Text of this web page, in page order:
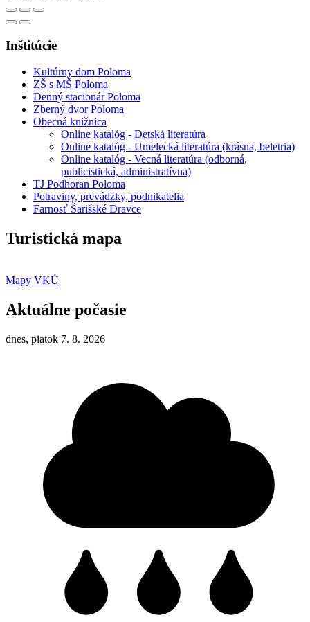
Inštitúcie
Kultúrny dom Poloma
ZŠ s MŠ Poloma
Denný stacionár Poloma
Zberný dvor Poloma
Obecná knižnica
Online katalóg - Detská literatúra
Online katalóg - Umelecká literatúra (krásna, beletria)
Online katalóg - Vecná literatúra (odborná,
publicistická, administratívna)
TJ Podhoran Poloma
Potraviny, prevádzky, podnikatelia
Farnosť Šarišské Dravce
Turistická mapa
Mapy VKÚ
Aktuálne počasie
dnes, piatok 7. 8. 2026